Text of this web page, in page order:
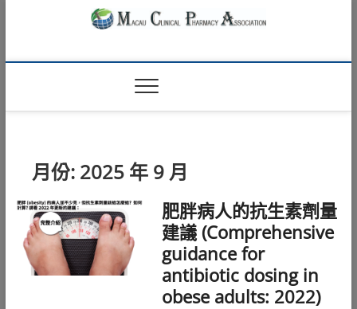
Macau Clinical
Pharmacy
Association
月份: 2025 年 9 月
肥胖病人的抗生素劑量
建議 (Comprehensive
guidance for
antibiotic dosing in
obese adults: 2022)